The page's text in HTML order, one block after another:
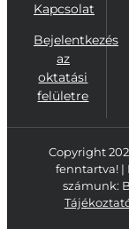
Kapcsolat
Bejelentkezés
az
oktatási
felületre
Copyright
fenntartva! |
számunk: